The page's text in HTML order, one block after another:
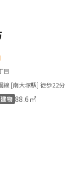
目
線 [南大塚駅] 徒歩22分
建物 88.6㎡